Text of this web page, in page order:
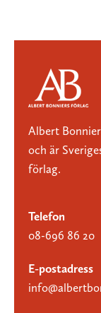
Albert
och är
förlag.
Telefon
08-696 86 20
E-postadress